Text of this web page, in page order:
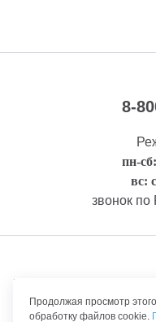
8-
пн-
вс:
звонок по
Правовая
Продолжая просмотр
обработку файлов cookie.